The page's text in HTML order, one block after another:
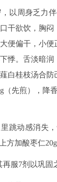
以周身乏力
干欲饮，胸
便偏干，小
悸。舌淡暗
桂枝汤合防
先煎），降
跳动感消失
加酸枣仁20g
服7剂以巩固